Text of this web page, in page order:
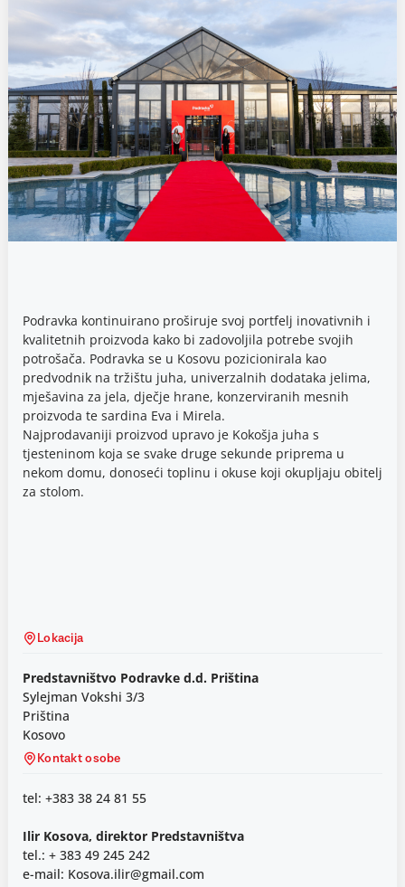
Podravka kontinuirano proširuje svoj portfelj inovativnih i
kvalitetnih proizvoda kako bi zadovoljila potrebe svojih
potrošača. Podravka se u Kosovu pozicionirala kao
predvodnik na tržištu juha, univerzalnih dodataka jelima,
mješavina za jela, dječje hrane, konzerviranih mesnih
proizvoda te sardina Eva i Mirela.
Najprodavaniji proizvod upravo je Kokošja juha s
tjesteninom koja se svake druge sekunde priprema u
nekom domu, donoseći toplinu i okuse koji okupljaju obitelj
za stolom.
Lokacija
Predstavništvo Podravke d.d. Priština
Sylejman Vokshi 3/3
Priština
Kosovo
Kontakt osobe
tel: +383 38 24 81 55
Ilir Kosova, direktor Predstavništva
tel.: + 383 49 245 242
e-mail: Kosova.ilir@gmail.com